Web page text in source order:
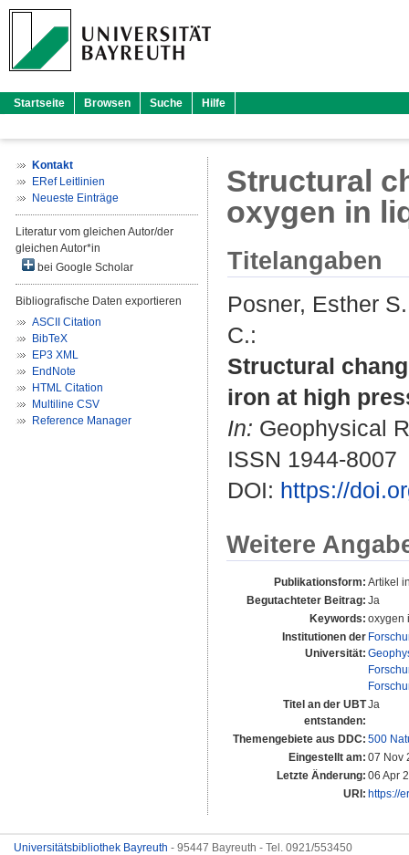
Startseite Browsen Suche Hilfe
Kontakt
ERef Leitlinien
Neueste Einträge
Literatur vom gleichen Autor/der
gleichen Autor*in
bei Google Scholar
Bibliografische Daten exportieren
ASCII Citation
BibTeX
EP3 XML
EndNote
HTML Citation
Multiline CSV
Reference Manager
Structural
oxygen in
Titelangaben
Posner, Esther S.
C.:
Structural
iron at high
In: Geophysical
ISSN 1944-8007
DOI: https://
Weitere
Publikationsform: Artikel
Begutachteter Beitrag: Ja
Keywords: oxygen
Institutionen der
Universität:
Titel an der UBT
entstanden:
Ja
Themengebiete aus DDC: 500
Eingestellt am: 07 Nov
Letzte Änderung: 06 Apr
URI: https://
Universitätsbibliothek Bayreuth - 95447 Bayreuth - Tel. 0921/553450